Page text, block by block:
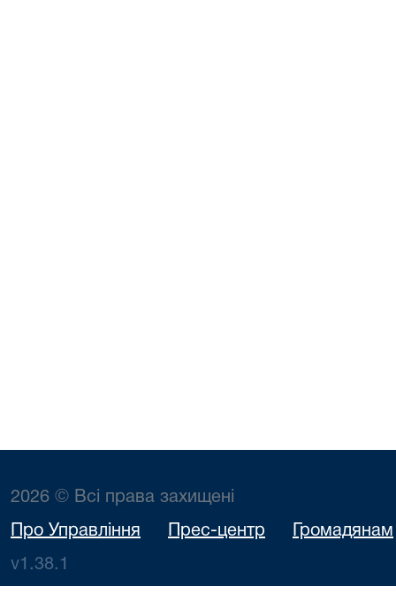
2026 © Всі права захищені
Про Управління Прес-центр Громадянам
v1.38.1